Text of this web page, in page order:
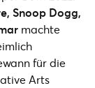
Snoop Dogg,
machte
für die
Arts